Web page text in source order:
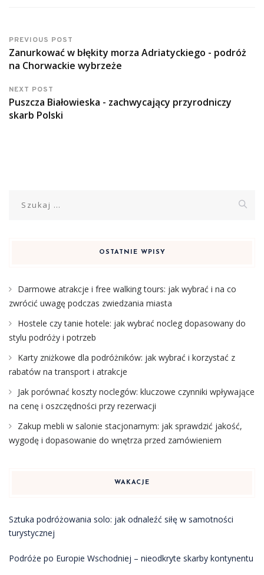
PREVIOUS POST
Zanurkować w błękity morza Adriatyckiego - podróż
na Chorwackie wybrzeże
NEXT POST
Puszcza Białowieska - zachwycający przyrodniczy
skarb Polski
OSTATNIE WPISY
Darmowe atrakcje i free walking tours: jak wybrać i na co
zwrócić uwagę podczas zwiedzania miasta
Hostele czy tanie hotele: jak wybrać nocleg dopasowany do
stylu podróży i potrzeb
Karty zniżkowe dla podróżników: jak wybrać i korzystać z
rabatów na transport i atrakcje
Jak porównać koszty noclegów: kluczowe czynniki wpływające
na cenę i oszczędności przy rezerwacji
Zakup mebli w salonie stacjonarnym: jak sprawdzić jakość,
wygodę i dopasowanie do wnętrza przed zamówieniem
WAKACJE
Sztuka podróżowania solo: jak odnaleźć siłę w samotności
turystycznej
Podróże po Europie Wschodniej – nieodkryte skarby kontynentu